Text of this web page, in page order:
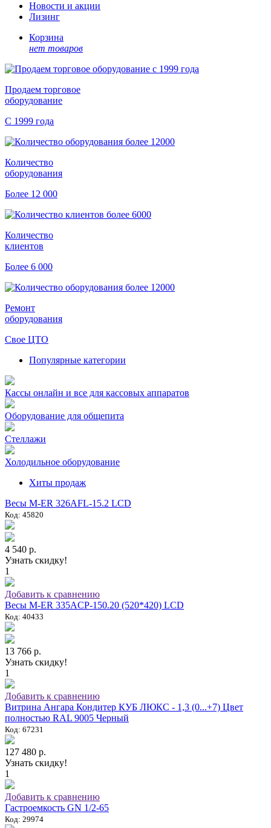
Новости и акции
Лизинг
Корзина
нет товаров
Продаем торговое
оборудование
С 1999 года
Количество
оборудования
Более 12 000
Количество
клиентов
Более 6 000
Ремонт
оборудования
Свое ЦТО
Популярные категории
Кассы онлайн и все для кассовых аппаратов
Оборудование для общепита
Стеллажи
Холодильное оборудование
Хиты продаж
Весы M-ER 326AFL-15.2 LCD
Код: 45820
4 540 р.
Узнать скидку!
1
Добавить к сравнению
Весы M-ER 335ACP-150.20 (520*420) LCD
Код: 40433
13 766 р.
Узнать скидку!
1
Добавить к сравнению
Витрина Ангара Кондитер КУБ ЛЮКС - 1,3 (0...+7) Цвет
полностью RAL 9005 Черный
Код: 67231
127 480 р.
Узнать скидку!
1
Добавить к сравнению
Гастроемкость GN 1/2-65
Код: 29974